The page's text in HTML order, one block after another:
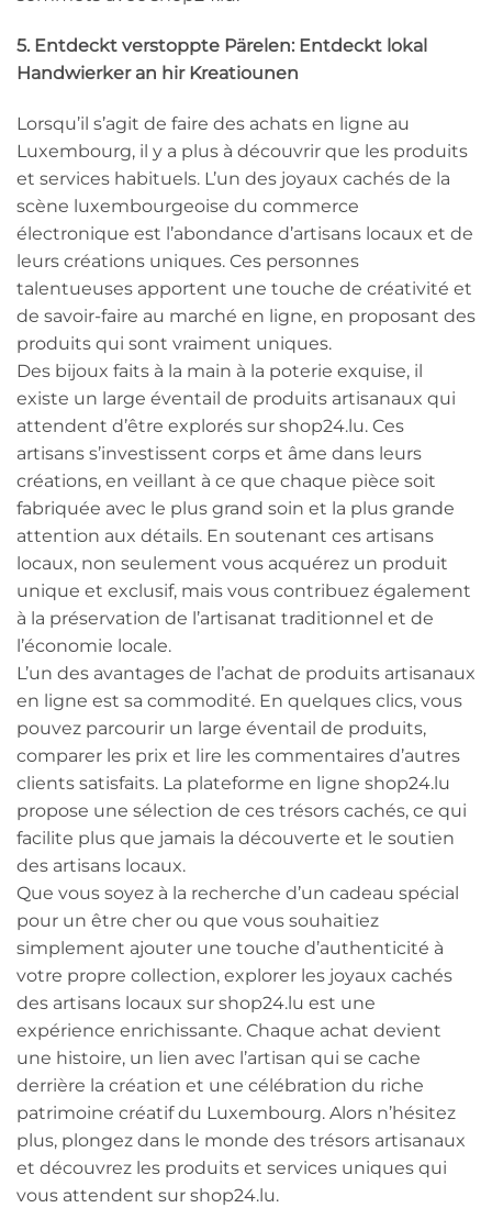
5. Entdeckt verstoppte Pärelen: Entdeckt lokal
Handwierker an hir Kreatiounen
Lorsqu’il s’agit de faire des achats en ligne au
Luxembourg, il y a plus à découvrir que les produits
et services habituels. L’un des joyaux cachés de la
scène luxembourgeoise du commerce
électronique est l’abondance d’artisans locaux et de
leurs créations uniques. Ces personnes
talentueuses apportent une touche de créativité et
de savoir-faire au marché en ligne, en proposant des
produits qui sont vraiment uniques.
Des bijoux faits à la main à la poterie exquise, il
existe un large éventail de produits artisanaux qui
attendent d’être explorés sur shop24.lu. Ces
artisans s’investissent corps et âme dans leurs
créations, en veillant à ce que chaque pièce soit
fabriquée avec le plus grand soin et la plus grande
attention aux détails. En soutenant ces artisans
locaux, non seulement vous acquérez un produit
unique et exclusif, mais vous contribuez également
à la préservation de l’artisanat traditionnel et de
l’économie locale.
L’un des avantages de l’achat de produits artisanaux
en ligne est sa commodité. En quelques clics, vous
pouvez parcourir un large éventail de produits,
comparer les prix et lire les commentaires d’autres
clients satisfaits. La plateforme en ligne shop24.lu
propose une sélection de ces trésors cachés, ce qui
facilite plus que jamais la découverte et le soutien
des artisans locaux.
Que vous soyez à la recherche d’un cadeau spécial
pour un être cher ou que vous souhaitiez
simplement ajouter une touche d’authenticité à
votre propre collection, explorer les joyaux cachés
des artisans locaux sur shop24.lu est une
expérience enrichissante. Chaque achat devient
une histoire, un lien avec l’artisan qui se cache
derrière la création et une célébration du riche
patrimoine créatif du Luxembourg. Alors n’hésitez
plus, plongez dans le monde des trésors artisanaux
et découvrez les produits et services uniques qui
vous attendent sur shop24.lu.